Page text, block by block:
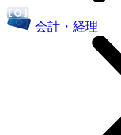
会計・経理